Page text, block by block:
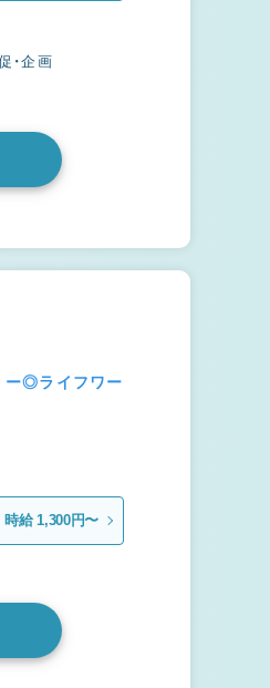
・企画
ー◎ライフワー
時給 1,300円〜